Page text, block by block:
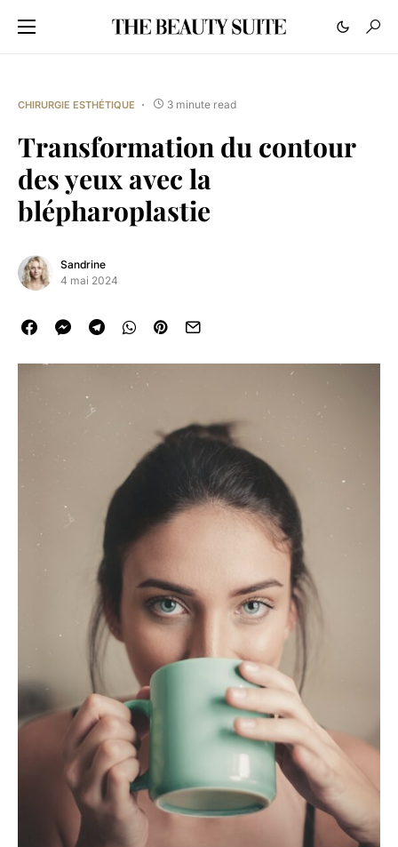
CHIRURGIE ESTHÉTIQUE 3 minute read
Transformation du contour
des yeux avec la
blépharoplastie
Sandrine
4 mai 2024